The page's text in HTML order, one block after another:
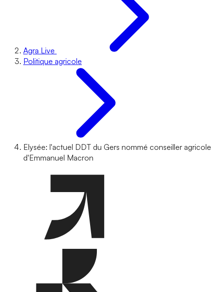
Agra Live
Politique agricole
Elysée: l'actuel DDT du Gers nommé conseiller agricole
d'Emmanuel Macron